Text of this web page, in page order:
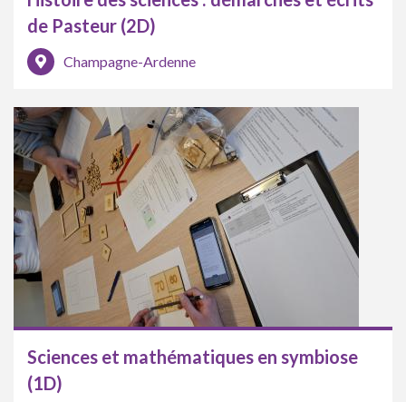
de Pasteur (2D)
Champagne-Ardenne
Sciences et mathématiques en symbiose
(1D)